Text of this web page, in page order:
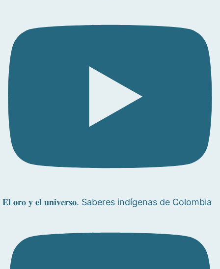
𝐄𝐥 𝐨𝐫𝐨 𝐲 𝐞𝐥 𝐮𝐧𝐢𝐯𝐞𝐫𝐬𝐨. Saberes indígenas de Colombia